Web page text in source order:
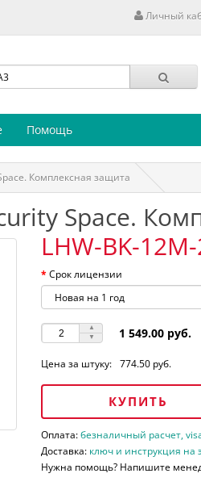
Личный
Помощь
Комплексная защита
Space.
LHW-BK-
Срок лицензии
1 549.00 руб.
Цена за штуку: 774.50 руб.
КУПИТЬ
Оплата:безналичный расчет,
Доставка: ключ и инструкция на
Нужна помощь? Напишите